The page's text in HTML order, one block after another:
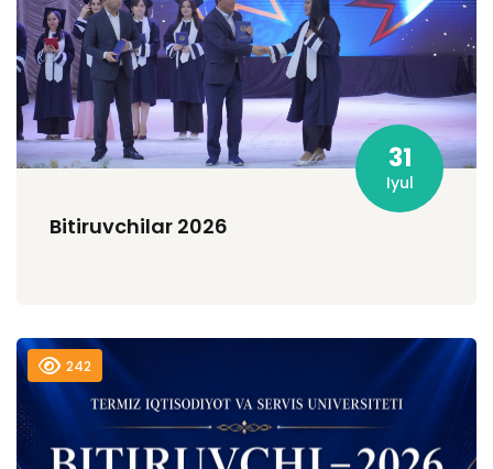
31
Iyul
Bitiruvchilar 2026
242